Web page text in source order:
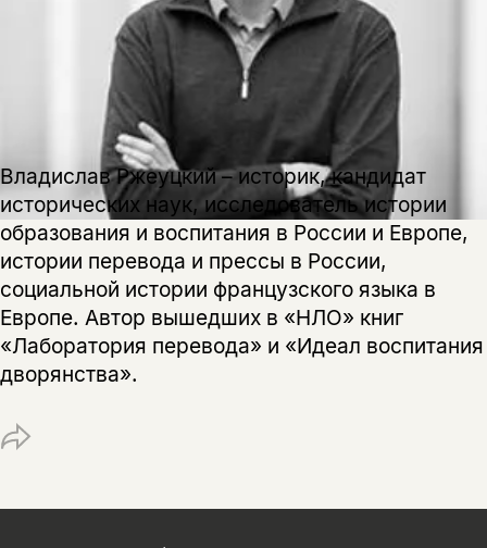
Владислав Ржеуцкий – историк, кандидат
исторических наук, исследователь истории
образования и воспитания в России и Европе,
истории перевода и прессы в России,
социальной истории французского языка в
Европе. Автор вышедших в «НЛО» книг
«Лаборатория перевода» и «Идеал воспитания
дворянства».
Поделиться
Копировать
ссылку
ВконтактеТелеграм Дзен
подписаться
подписаться
да
нет, вернуться назад